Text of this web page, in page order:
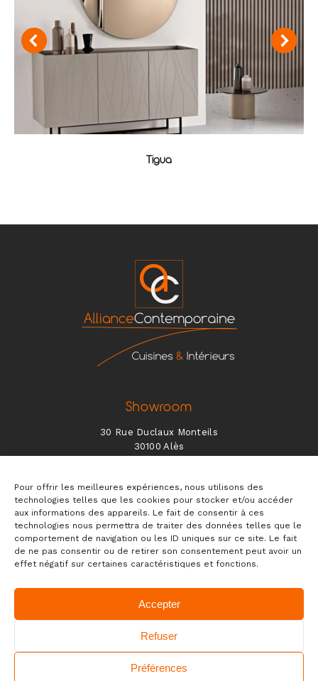
Pour offrir les meilleures expériences, nous utilisons des
technologies telles que les cookies pour stocker et/ou accéder
aux informations des appareils. Le fait de consentir à ces
technologies nous permettra de traiter des données telles que le
comportement de navigation ou les ID uniques sur ce site. Le fait
de ne pas consentir ou de retirer son consentement peut avoir un
effet négatif sur certaines caractéristiques et fonctions.
Accepter
Refuser
Préférences
Tigua
Showroom
30 Rue Duclaux Monteils
30100 Alès
Mardi au Jeudi de 8h/12h et 14h/18h
Vendredi 8h/12h (sur rendez-vous l’après-midi)
06 62 89 97 75
contact@alliance-contemporaine.fr
Likez et partagez nos dernières créations !